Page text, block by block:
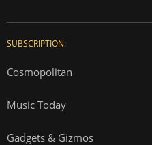
SUBSCRIPTION:
Cosmopolitan
Music Today
Gadgets & Gizmos